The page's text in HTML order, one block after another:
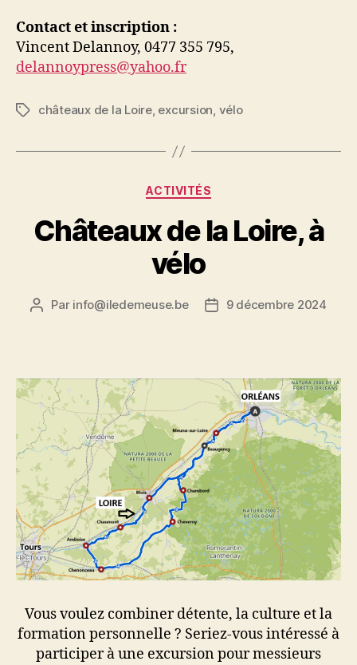
Contact et inscription :
Vincent Delannoy, 0477 355 795,
delannoypress@yahoo.fr
Étiquettes
châteaux de la Loire, excursion, vélo
Catégories
ACTIVITÉS
Châteaux de la Loire, à
vélo
Auteur
Par info@iledemeuse.be
Date9 décembre 2024
Vous voulez combiner détente, la culture et la
formation personnelle ? Seriez-vous intéressé à
participer à une excursion pour messieurs